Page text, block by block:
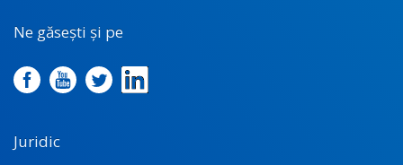
Ne găsești și pe
Juridic